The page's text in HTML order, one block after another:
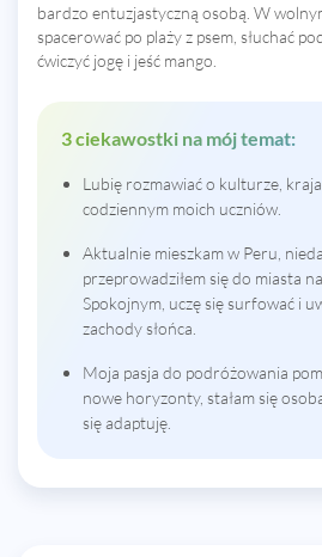
bardzo entuzjastyczną osobą. W
spacerować po plaży z psem, słuchać
ćwiczyć jogę i jeść mango.
3 ciekawostki na mój temat:
Lubię rozmawiać o kulturze,
codziennym moich uczniów.
Aktualnie mieszkam w Peru,
przeprowadziłem się do miasta
Spokojnym, uczę się surfować i
zachody słońca.
Moja pasja do podróżowania
nowe horyzonty, stałam się
się adaptuję.